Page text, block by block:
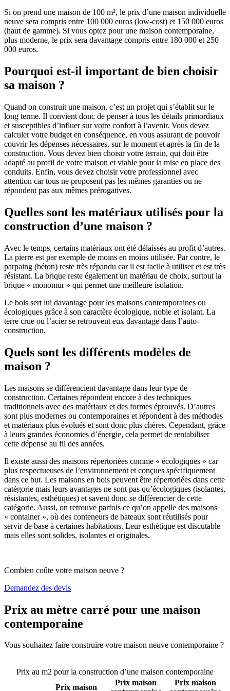
Si on prend une maison de 100 m², le prix d’une maison individuelle
neuve sera compris entre 100 000 euros (low-cost) et 150 000 euros
(haut de gamme). Si vous optez pour une maison contemporaine,
plus moderne, le prix sera davantage compris entre 180 000 et 250
000 euros.
Pourquoi est-il important de bien choisir
sa maison ?
Quand on construit une maison, c’est un projet qui s’établit sur le
long terme. Il convient donc de penser à tous les détails primordiaux
et susceptibles d’influer sur votre confort à l’avenir. Vous devez
calculer votre budget en conséquence, en vous assurant de pouvoir
couvrir les dépenses nécessaires, sur le moment et après la fin de la
construction. Vous devez bien choisir votre terrain, qui doit être
adapté au profil de votre maison et viable pour la mise en place des
conduits. Enfin, vous devez choisir votre professionnel avec
attention car tous ne proposent pas les mêmes garanties ou ne
répondent pas aux mêmes prérogatives.
Quelles sont les matériaux utilisés pour la
construction d’une maison ?
Avec le temps, certains matériaux ont été délaissés au profit d’autres.
La pierre est par exemple de moins en moins utilisée. Par contre, le
parpaing (béton) reste très répandu car il est facile à utiliser et est très
résistant. La brique reste également un matériau de choix, surtout la
brique « monomur » qui permet une meilleure isolation.
Le bois sert lui davantage pour les maisons contemporaines ou
écologiques grâce à son caractère écologique, noble et isolant. La
terre crue ou l’acier se retrouvent eux davantage dans l’auto-
construction.
Quels sont les différents modèles de
maison ?
Les maisons se différencient davantage dans leur type de
construction. Certaines répondent encore à des techniques
traditionnels avec des matériaux et des formes éprouvés. D’autres
sont plus modernes ou contemporaines et répondent à des méthodes
et matériaux plus évolués et sont donc plus chères. Cependant, grâce
à leurs grandes économies d’énergie, cela permet de rentabiliser
cette dépense au fil des années.
Il existe aussi des maisons répertoriées comme « écologiques » car
plus respectueuses de l’environnement et conçues spécifiquement
dans ce but. Les maisons en bois peuvent être répertoriées dans cette
catégorie mais leurs avantages ne sont pas qu’écologiques (isolantes,
résistantes, esthétiques) et savent donc se différencier de cette
catégorie. Aussi, on retrouve parfois ce qu’on appelle des maisons
« container », où des conteneurs de bateaux sont réutilisés pour
servir de base à certaines habitations. Leur esthétique est discutable
mais elles sont solides, isolantes et originales.
Combien coûte votre maison neuve ?
Demandez des devis
Prix au mètre carré pour une maison
contemporaine
Vous souhaitez faire construire votre maison neuve contemporaine ?
Prix au m2 pour la construction d’une maison contemporaine
Prix maison
Prix maison
Prix maison